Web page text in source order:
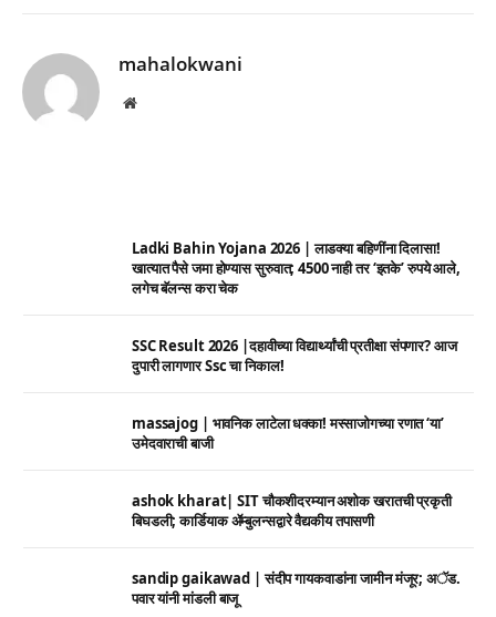
mahalokwani
Website
Ladki Bahin Yojana 2026 | लाडक्या बहिणींना दिलासा!
खात्यात पैसे जमा होण्यास सुरुवात; 4500 नाही तर ‘इतके’ रुपये आले,
लगेच बॅलन्स करा चेक
SSC Result 2026 |दहावीच्या विद्यार्थ्यांची प्रतीक्षा संपणार? आज
दुपारी लागणार Ssc चा निकाल!
massajog | भावनिक लाटेला धक्का! मस्साजोगच्या रणात ‘या’
उमेदवाराची बाजी
ashok kharat| SIT चौकशीदरम्यान अशोक खरातची प्रकृती
बिघडली; कार्डियाक ॲम्बुलन्सद्वारे वैद्यकीय तपासणी
sandip gaikawad | संदीप गायकवाडांना जामीन मंजूर; अॅड.
पवार यांनी मांडली बाजू